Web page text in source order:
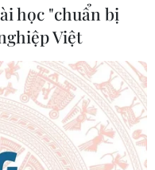
học "chuẩn bị
Việt